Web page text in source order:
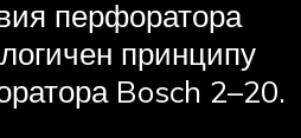
перфоратора
принципу
Bosch 2–20.